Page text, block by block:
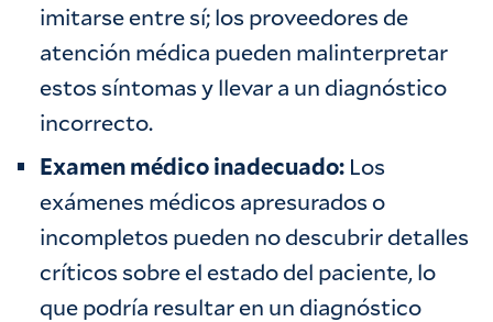
imitarse entre sí; los proveedores de
atención médica pueden malinterpretar
estos síntomas y llevar a un diagnóstico
incorrecto. ‍
Examen médico inadecuado: Los
exámenes médicos apresurados o
incompletos pueden no descubrir detalles
críticos sobre el estado del paciente, lo
que podría resultar en un diagnóstico